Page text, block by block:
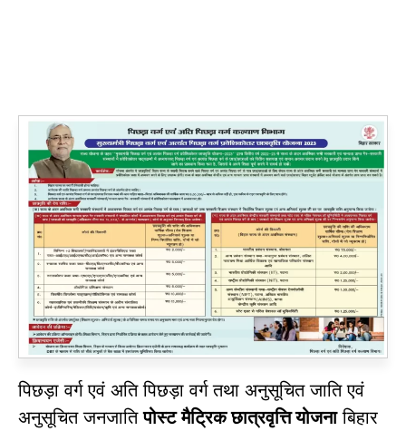
पिछड़ा वर्ग एवं अति पिछड़ा वर्ग तथा अनुसूचित जाति एवं
अनुसूचित जनजातिपोस्ट मैट्रिक छात्रवृत्ति योजनाबिहार